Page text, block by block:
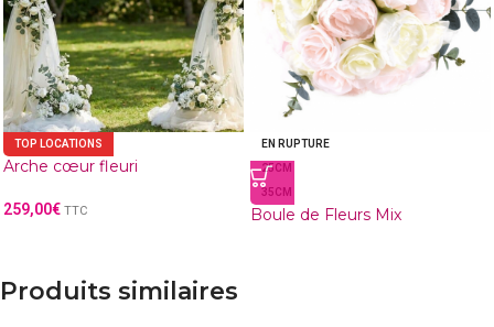
TOP LOCATIONS
Arche cœur fleuri
259,00€ TTC
EN RUPTURE
25CM
35CM
Boule de Fleurs Mix
Produits similaires